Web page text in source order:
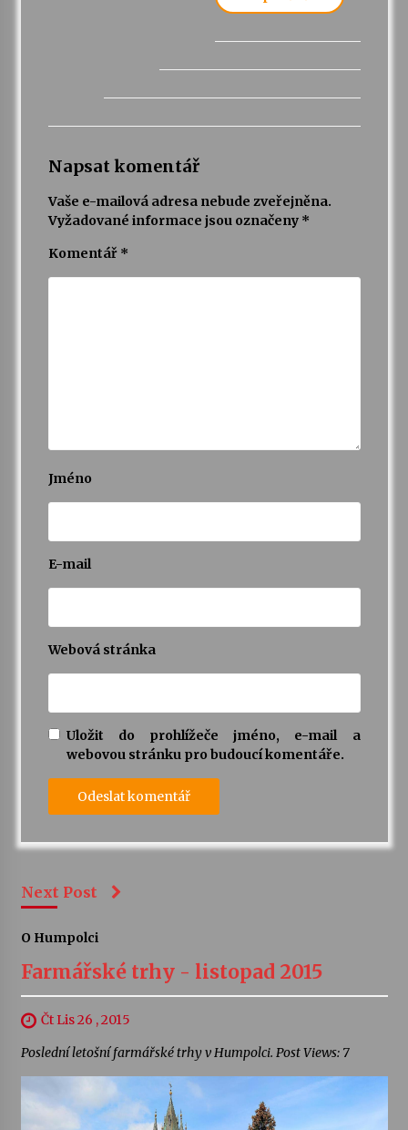
Napsat komentář
Vaše e-mailová adresa nebude zveřejněna.
Vyžadované informace jsou označeny *
Komentář *
Jméno
E-mail
Webová stránka
Uložit do prohlížeče jméno, e-mail a
webovou stránku pro budoucí komentáře.
Next Post
O Humpolci
Farmářské trhy - listopad 2015
Čt Lis 26 , 2015
Poslední letošní farmářské trhy v Humpolci. Post Views: 7